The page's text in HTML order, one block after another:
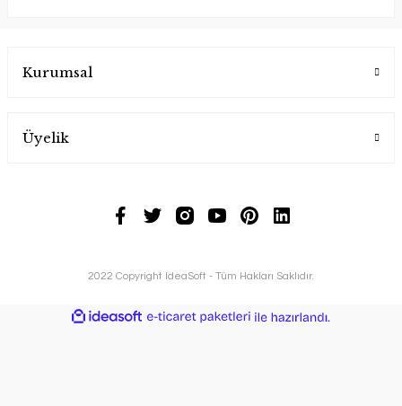
Kurumsal
Üyelik
2022 Copyright IdeaSoft - Tüm Hakları Saklıdır.
ideasoft
e-